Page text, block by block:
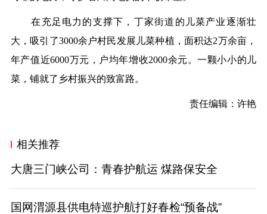
在充足电力的支撑下，丁家街道的儿菜产业逐渐壮
大，吸引了3000余户村民发展儿菜种植，面积达2万余亩，
年产值近6000万元，户均年增收2000余元。一颗小小的儿
菜，铺就了乡村振兴的致富路。
责任编辑：许艳
相关推荐
大唐三门峡公司：青春护航运 煤路保安全
国网渭源县供电特巡护航打好春检“预备战”